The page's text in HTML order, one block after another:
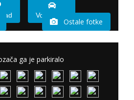
sad Vozio sam
Ostale fotke
ga je parkiralo